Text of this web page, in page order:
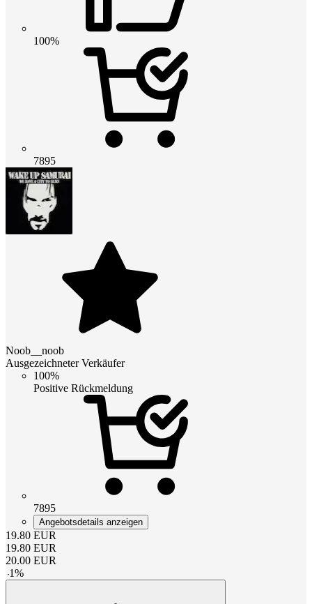
100%
7895
Noob__noob
Ausgezeichneter Verkäufer
100%
Positive Rückmeldung
7895
Angebotsdetails anzeigen
19.80 EUR
19.80 EUR
20.00 EUR
-1%